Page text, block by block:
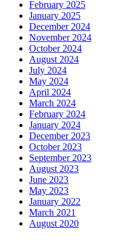
February 2025
January 2025
December 2024
November 2024
October 2024
August 2024
July 2024
May 2024
April 2024
March 2024
February 2024
January 2024
December 2023
October 2023
September 2023
August 2023
June 2023
May 2023
January 2022
March 2021
August 2020